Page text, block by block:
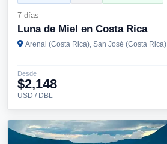
7 días
Luna de Miel en Costa Rica
Arenal (Costa Rica), San José (Costa Rica)
Desde
$2,148
USD / DBL